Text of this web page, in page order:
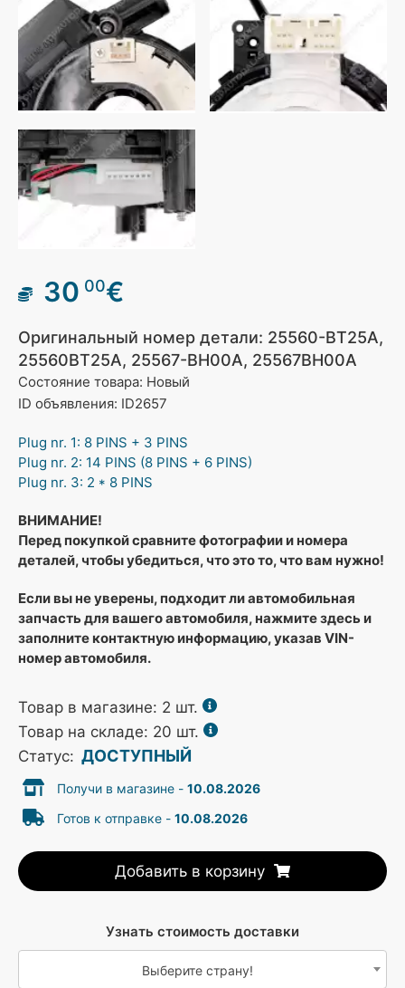
30 00€
Оригинальный номер детали: 25560-BT25A,
25560BT25A, 25567-BH00A, 25567BH00A
Состояние товара: Новый
ID объявления: ID2657
Plug nr. 1: 8 PINS + 3 PINS
Plug nr. 2: 14 PINS (8 PINS + 6 PINS)
Plug nr. 3: 2 * 8 PINS
ВНИМАНИЕ!
Перед покупкой сравните фотографии и номера
деталей, чтобы убедиться, что это то, что вам нужно!
Если вы не уверены, подходит ли автомобильная
запчасть для вашего автомобиля, нажмите здесь и
заполните контактную информацию, указав VIN-
номер автомобиля.
Товар в магазине: 2 шт.
Товар на складе: 20 шт.
Статус: ДОСТУПНЫЙ
Получи в магазине - 10.08.2026
Готов к отправке - 10.08.2026
Добавить в корзину
Узнать стоимость доставки
Выберите страну!